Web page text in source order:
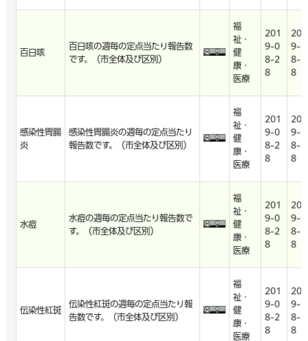
百日咳
百日咳の週毎の定点当たり報告数
です。（市全体及び区別）
福
祉・
健
康・
医療
201
9-0
8-2
8
201
9-0
8-2
8
感染性胃腸
炎
感染性胃腸炎の週毎の定点当たり
報告数です。（市全体及び区別）
福
祉・
健
康・
医療
201
9-0
8-2
8
201
9-0
8-2
8
水痘
水痘の週毎の定点当たり報告数で
す。（市全体及び区別）
福
祉・
健
康・
医療
201
9-0
8-2
8
201
9-0
8-2
8
伝染性紅斑
伝染性紅斑の週毎の定点当たり報
告数です。（市全体及び区別）
福
祉・
健
康・
医療
201
9-0
8-2
8
201
9-0
8-2
8